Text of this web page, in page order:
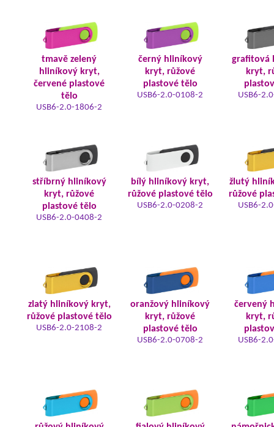
tmavě zelený
hliníkový kryt,
červené plastové
tělo
USB6-2.0-1806-2
černý hliníkový
kryt, růžové
plastové tělo
USB6-2.0-0108-2
grafitová
kryt,
USB6-
stříbrný hliníkový
kryt, růžové
plastové tělo
USB6-2.0-0408-2
bílý hliníkový kryt,
růžové plastové tělo
USB6-2.0-0208-2
žlutý
růžové
USB6-
zlatý hliníkový kryt,
růžové plastové tělo
USB6-2.0-2108-2
oranžový hliníkový
kryt, růžové
plastové tělo
USB6-2.0-0708-2
červený
kryt,
USB6-